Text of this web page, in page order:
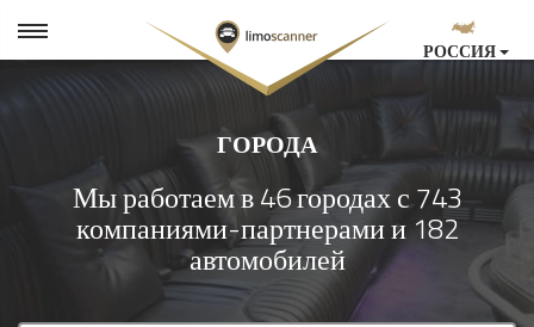
РОССИЯ
ГОРОДА
Мы работаем в 46 городах с 743
компаниями-партнерами и 182
автомобилей